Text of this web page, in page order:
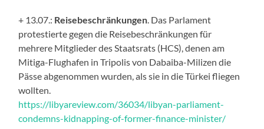
+ 13.07.: Reisebeschränkungen. Das Parlament
protestierte gegen die Reisebeschränkungen für
mehrere Mitglieder des Staatsrats (HCS), denen am
Mitiga-Flughafen in Tripolis von Dabaiba-Milizen die
Pässe abgenommen wurden, als sie in die Türkei fliegen
wollten.
https://libyareview.com/36034/libyan-parliament-
condemns-kidnapping-of-former-finance-minister/